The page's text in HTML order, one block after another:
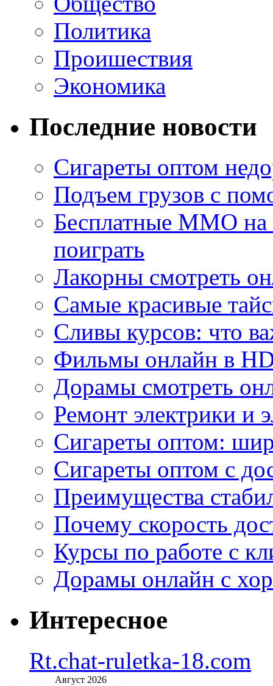
Политика
Проишествия
Экономика
Последние новости
Сигареты оптом
Подъем грузов с
Бесплатные MMO
поиграть
Лакорны смотреть
Самые красивые
Сливы курсов: что
Фильмы онлайн в
Дорамы смотреть
Ремонт электрики и
Сигареты оптом:
Сигареты оптом с
Преимущества
Почему скорость
Курсы по работе с
Дорамы онлайн с
Интересное
Rt.chat-ruletka-18.com
Август 2026